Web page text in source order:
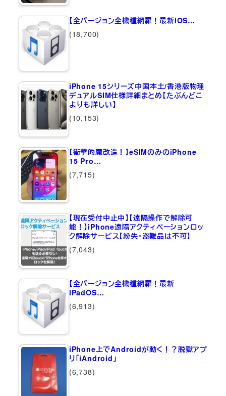
【全バージョン全機種網羅！最新iOS…
(18,700)
iPhone 15シリーズ中国本土/香港版物理
デュアルSIM仕様詳細まとめ【たぶんどこ
よりも詳しい】
(10,153)
【衝撃的魔改造！】eSIMのみのiPhone
15 Pro…
(7,715)
【現在受付中止中】【遠隔操作で解除可
能！】iPhone遠隔アクティベーションロッ
ク解除サービス【紛失・盗難品は不可】
(7,043)
【全バージョン全機種網羅！最新
iPadOS…
(6,913)
iPhone上でAndroidが動く！？脱獄アプ
リ「iAndroid」
(6,738)